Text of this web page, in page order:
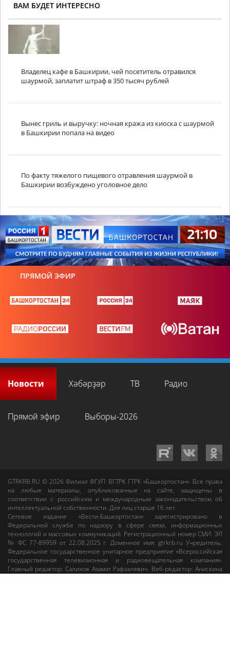
ВАМ БУДЕТ ИНТЕРЕСНО
Владелец кафе в Башкирии, чей посетитель отравился
шаурмой, заплатит штраф в 350 тысяч рублей
Вынес гриль и выручку: ночная кража из киоска с шаурмой
в Башкирии попала на видео
По факту тяжелого пищевого отравления шаурмой в
Башкирии возбуждено уголовное дело
ПРЯМОЙ ЭФИР
Новости Хәбәрҙәр ТВ Радио
Прямой эфир Выборы-2026
GTRKRB.RU © 2026Филиал ФГУП ВГТРК ГТРК «Башкортостан». Все права
на любые материалы, опубликованные на сайте, защищены в
соответствии с российским и международным законодательством об
интеллектуальной собственности. Для лиц старше 16 лет.
Сетевое издание «Вести-Башкортостан»зарегистрировано в
Федеральной службе по надзору в сфере связи, информационных
технологий и массовых коммуникаций. Регистрационный номер СМИ: ЭЛ
№ ФС 77-89959 от 22.08.2025 г. Доменное имя:gtrkrb.ru Учредитель:
Федеральное государственное унитарное предприятие «Всероссийская
государственная телевизионная и радиовещательная компания».
Главный редактор:Салихов Азамат Рафаэлевич. Веб-редактор:Анискина